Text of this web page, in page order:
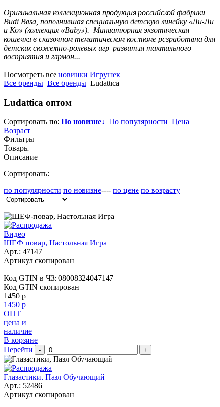
Оригинальная коллекционная продукция российской фабрики
Budi Basa, пополнившая специальную детскую линейку «Ли-Ли
и Ко» (коллекция «Baby»). Миниатюрная экзотическая
кошечка в сказочном тематическом костюме разработана для
детских сюжетно-ролевых игр, развития тактильного
восприятия и гармон...
Посмотреть все новинки Игрушек
Все бренды Все бренды Ludattica
Ludattica оптом
Сортировать по: По новизне↓ По популярности Цена
Возраст
Фильтры
Товары
Описание
Сортировать:
по популярности по новизне---- по цене по возрасту
Видео
ШЕФ-повар, Настольная Игра
Арт.: 47147
Артикул скопирован
Код GTIN в ЧЗ: 08008324047147
Код GTIN скопирован
1450 р
1450 р
ОПТ
цена и
наличие
В корзине
Перейти
- +
Глазастики, Пазл Обучающий
Арт.: 52486
Артикул скопирован